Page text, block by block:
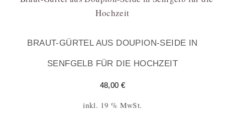
BRAUT-GÜRTEL AUS DOUPION-SEIDE IN
SENFGELB FÜR DIE HOCHZEIT
48,00 €
inkl. 19 % MwSt.